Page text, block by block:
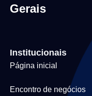
Gerais
Institucionais
Página inicial
Encontro de negócios